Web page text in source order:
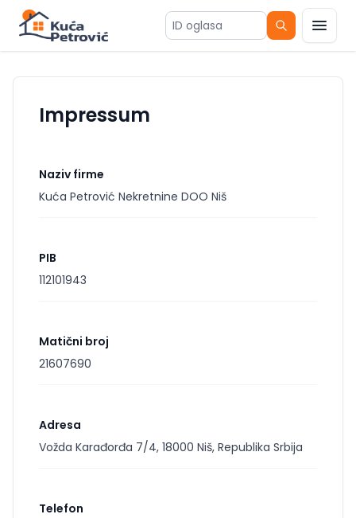
ID oglasa
Impressum
Naziv firme
Kuća Petrović Nekretnine DOO Niš
PIB
112101943
Matični broj
21607690
Adresa
Vožda Karađorđa 7/4, 18000 Niš, Republika Srbija
Telefon